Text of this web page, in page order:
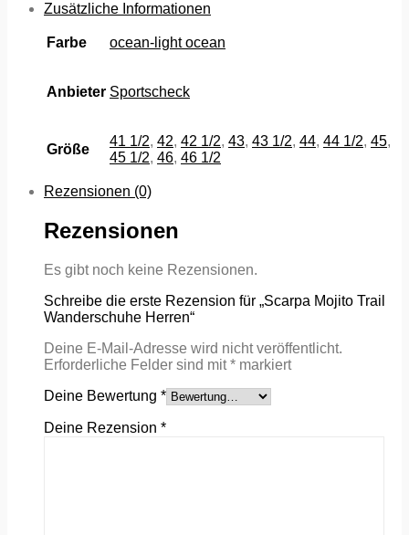
Zusätzliche Informationen
Farbe ocean-light ocean
Anbieter Sportscheck
Größe
41 1/2, 42, 42 1/2, 43, 43 1/2, 44, 44 1/2, 45,
45 1/2, 46, 46 1/2
Rezensionen (0)
Rezensionen
Es gibt noch keine Rezensionen.
Schreibe die erste Rezension für „Scarpa Mojito Trail
Wanderschuhe Herren“
Deine E-Mail-Adresse wird nicht veröffentlicht.
Erforderliche Felder sind mit* markiert
Deine Bewertung *
Deine Rezension *